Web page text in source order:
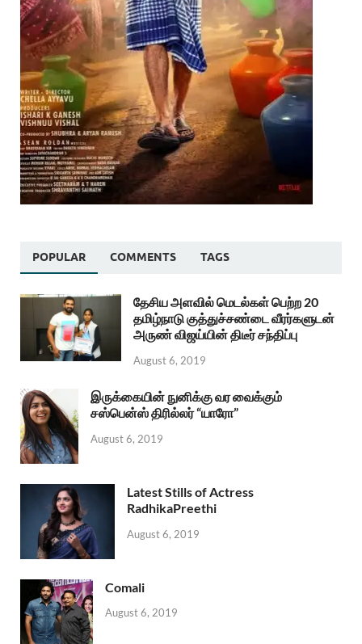
POPULAR COMMENTS TAGS
தேசிய அளவில் மெடல்கள் பெற்ற 20
தமிழ்நாடு குத்துச்சண்டை வீரர்களுடன்
அருண் விஜய்யின் திடீர் சந்திப்பு
August 6, 2019
இருக்கையின் நுனிக்கு வர வைக்கும்
சஸ்பென்ஸ் திரில்லர் “யாரோ”
August 6, 2019
Latest Stills of Actress
RadhikaPreethi
August 6, 2019
Comali
August 6, 2019